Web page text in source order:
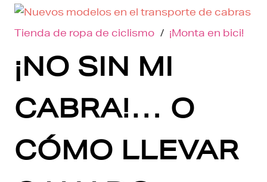
Tienda de ropa de ciclismo / ¡Monta en bici!
¡NO SIN MI
CABRA!… O
CÓMO LLEVAR